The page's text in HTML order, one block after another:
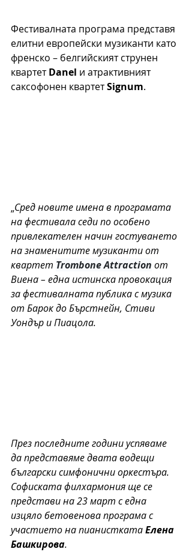
Фестивалната програма представя
елитни европейски музиканти като
френско – белгийският струнен
квартет Danel и атрактивният
саксофонен квартет Signum.
„Сред новите имена в програмата
на фестивала седи по особено
привлекателен начин гостуването
на знаменитите музиканти от
квартет Trombone Attraction от
Виена – една истинска провокация
за фестивалната публика с музика
от Барок до Бърстнейн, Стиви
Уондър и Пиацола.
През последните години успяваме
да представяме двата водещи
български симфонични оркестъра.
Софиската филхармония ще се
представи на 23 март с една
изцяло бетовенова програма с
участието на пианистката Елена
Башкирова.